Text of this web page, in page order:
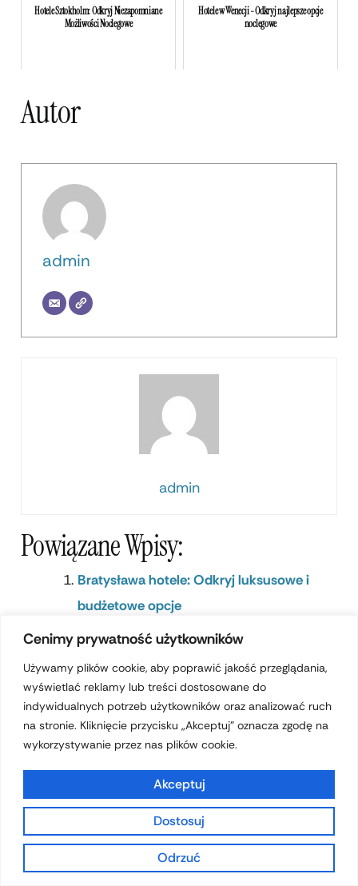
Cenimy prywatność użytkowników
Używamy plików cookie, aby poprawić jakość przeglądania,
wyświetlać reklamy lub treści dostosowane do
indywidualnych potrzeb użytkowników oraz analizować ruch
na stronie. Kliknięcie przycisku „Akceptuj” oznacza zgodę na
wykorzystywanie przez nas plików cookie.
Dostosuj
Odrzuć
Akceptuj
Hotele Sztokholm: Odkryj Niezapomniane
Możliwości Noclegowe
Hotele w Wenecji - Odkryj najlepsze opcje
noclegowe
Autor
admin
admin
Powiązane Wpisy:
Bratysława hotele: Odkryj luksusowe i
budżetowe opcje
Hotele Walencja: Najlepszy Wybór na Twój
Pobyt
Hotele Edynburg: Najlepsze opcje dla
każdego budżetu
Zakwaterowania w Mieście
POPRZEDNI NASTĘPNY